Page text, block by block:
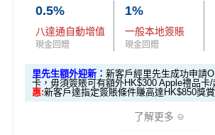
不設外幣交易費、現金透支服務費
年薪要求只需HK$96,000，學生、主
❎缺點
5%指定商戶簽賬上限為全年
隨後可享0.56%。
高達合共可賺：
*全新信用卡客戶為現時並未持有及於現時所申請
期起計之過去6個月內沒有取消任何由渣打銀行(香
opus-form
新客戶^ 喺2026年10月31日或之前成
2個月內簽HK$5,000（每月須包含最
並作最少1次HK$500自動增值交易，
金回贈
以上（每月須包含最少1次認可簽賬
0.5%
八達通自動增值
現金回贈
1%
一般本地簽賬
現金回贈
里先生額外迎新： 新客戶經里先生成功申請
卡，毋須簽賬可有額外HK$300 Apple禮品卡
惠:新客戶達指定簽賬條件賺高達HK$850獎賞
了解更多